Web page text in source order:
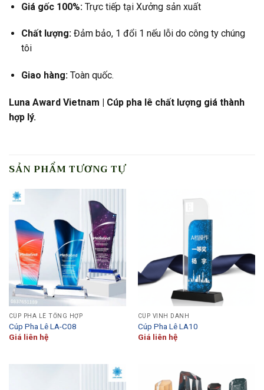
Giá gốc 100%:Trực tiếp tại Xưởng sản xuất
Chất lượng:Đảm bảo, 1 đổi 1 nếu lỗi do công ty chúng
tôi
Giao hàng:Toàn quốc.
Luna Award Vietnam | Cúp pha lê chất lượng giá thành
hợp lý.
SẢN PHẨM TƯƠNG TỰ
CÚP PHA LÊ TỔNG HỢP
Cúp Pha Lê LA-C08
Giá liên hệ
CÚP VINH DANH
Cúp Pha Lê LA10
Giá liên hệ